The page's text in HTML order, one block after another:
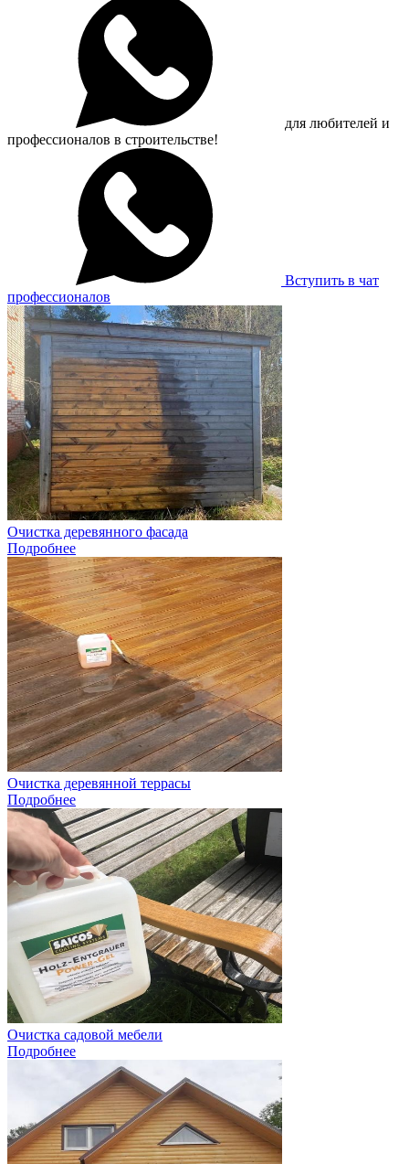
для любителей и
профессионалов в строительстве!
Вступить в чат
профессионалов
Очистка деревянного фасада
Подробнее
Очистка деревянной террасы
Подробнее
Очистка садовой мебели
Подробнее